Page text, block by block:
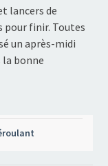
lancers de
pour finir. Toutes
un après-midi
la bonne